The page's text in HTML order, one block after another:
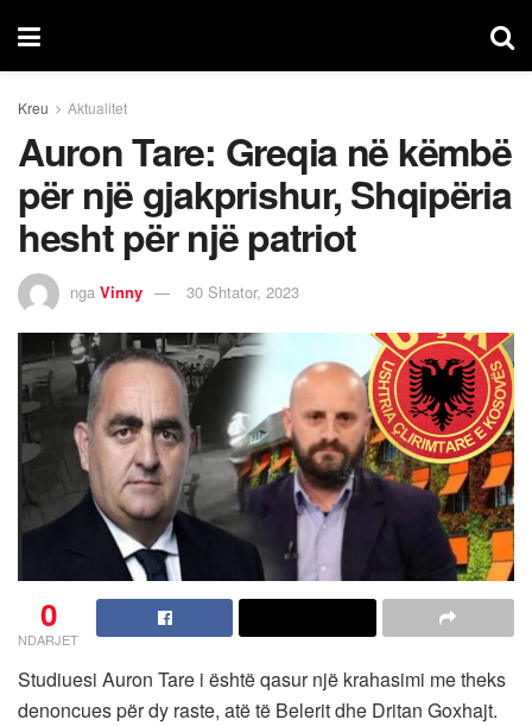
Kreu Aktualitet
Auron Tare: Greqia në këmbë
për një gjakprishur, Shqipëria
hesht për një patriot
nga Vinny 30 Shtator, 2023
0
NDARJET
Studiuesi Auron Tare i është qasur një krahasimi me theks
denoncues për dy raste, atë të Belerit dhe Dritan Goxhajt.